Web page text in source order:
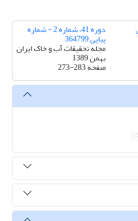
دوره 41، شماره 2 - شماره
پیاپی 364799
مجله تحقیقات آب و خاک ایران
بهمن 1389
صفحه273-283